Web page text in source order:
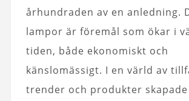
århundraden av en anledning.
lampor är föremål som ökar i
tiden, både ekonomiskt och
känslomässigt. I en värld av
trender och produkter